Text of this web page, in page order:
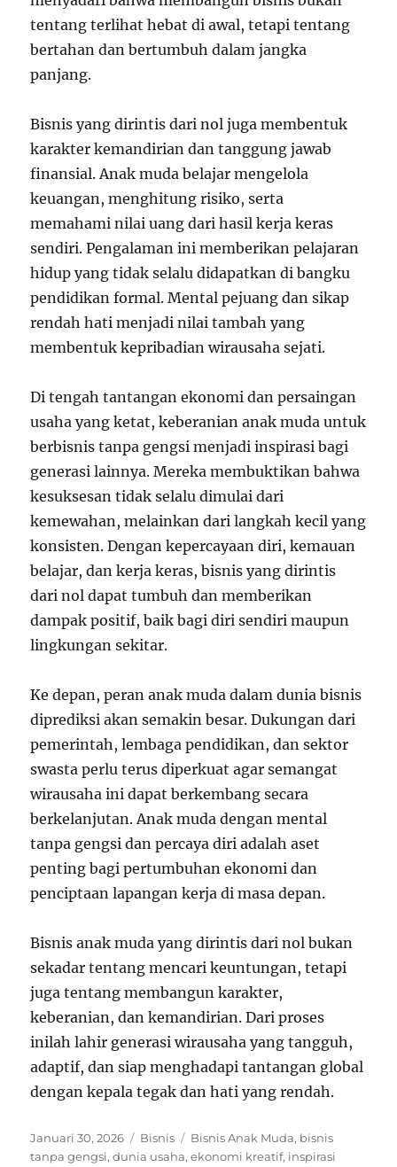
tentang terlihat hebat di awal, tetapi tentang
bertahan dan bertumbuh dalam jangka
panjang.
Bisnis yang dirintis dari nol juga membentuk
karakter kemandirian dan tanggung jawab
finansial. Anak muda belajar mengelola
keuangan, menghitung risiko, serta
memahami nilai uang dari hasil kerja keras
sendiri. Pengalaman ini memberikan pelajaran
hidup yang tidak selalu didapatkan di bangku
pendidikan formal. Mental pejuang dan sikap
rendah hati menjadi nilai tambah yang
membentuk kepribadian wirausaha sejati.
Di tengah tantangan ekonomi dan persaingan
usaha yang ketat, keberanian anak muda untuk
berbisnis tanpa gengsi menjadi inspirasi bagi
generasi lainnya. Mereka membuktikan bahwa
kesuksesan tidak selalu dimulai dari
kemewahan, melainkan dari langkah kecil yang
konsisten. Dengan kepercayaan diri, kemauan
belajar, dan kerja keras, bisnis yang dirintis
dari nol dapat tumbuh dan memberikan
dampak positif, baik bagi diri sendiri maupun
lingkungan sekitar.
Ke depan, peran anak muda dalam dunia bisnis
diprediksi akan semakin besar. Dukungan dari
pemerintah, lembaga pendidikan, dan sektor
swasta perlu terus diperkuat agar semangat
wirausaha ini dapat berkembang secara
berkelanjutan. Anak muda dengan mental
tanpa gengsi dan percaya diri adalah aset
penting bagi pertumbuhan ekonomi dan
penciptaan lapangan kerja di masa depan.
Bisnis anak muda yang dirintis dari nol bukan
sekadar tentang mencari keuntungan, tetapi
juga tentang membangun karakter,
keberanian, dan kemandirian. Dari proses
inilah lahir generasi wirausaha yang tangguh,
adaptif, dan siap menghadapi tantangan global
dengan kepala tegak dan hati yang rendah.
Posted
on
Januari 30, 2026 Categories
Bisnis Tags
Bisnis Anak Muda, bisnis
tanpa gengsi,dunia usaha,ekonomi kreatif, inspirasi